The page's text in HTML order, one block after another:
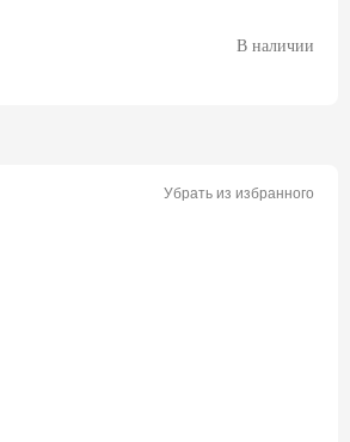
В наличии
Убрать из избранного